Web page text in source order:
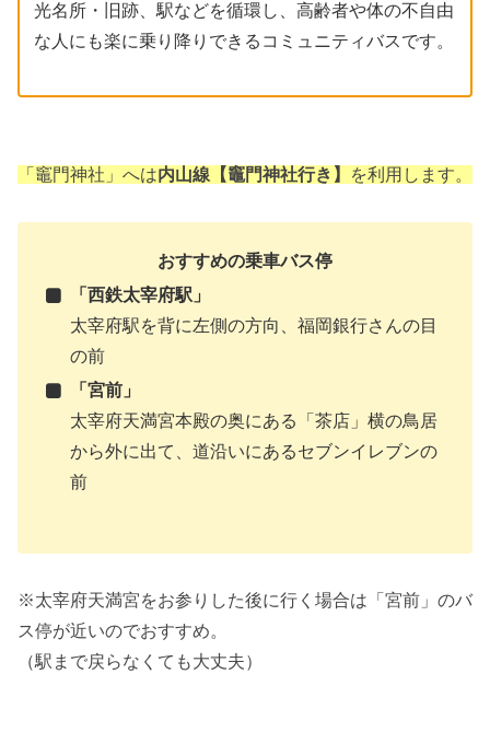
光名所・旧跡、駅などを循環し、高齢者や体の不自由
な人にも楽に乗り降りできるコミュニティバスです。
「竈門神社」へは内山線【竈門神社行き】 を利用します。
おすすめの乗車バス停
「西鉄太宰府駅」
太宰府駅を背に左側の方向、福岡銀行さんの目
の前
「宮前」
太宰府天満宮本殿の奥にある「茶店」横の鳥居
から外に出て、道沿いにあるセブンイレブンの
前
※太宰府天満宮をお参りした後に行く場合は「宮前」のバ
ス停が近いのでおすすめ。
（駅まで戻らなくても大丈夫）